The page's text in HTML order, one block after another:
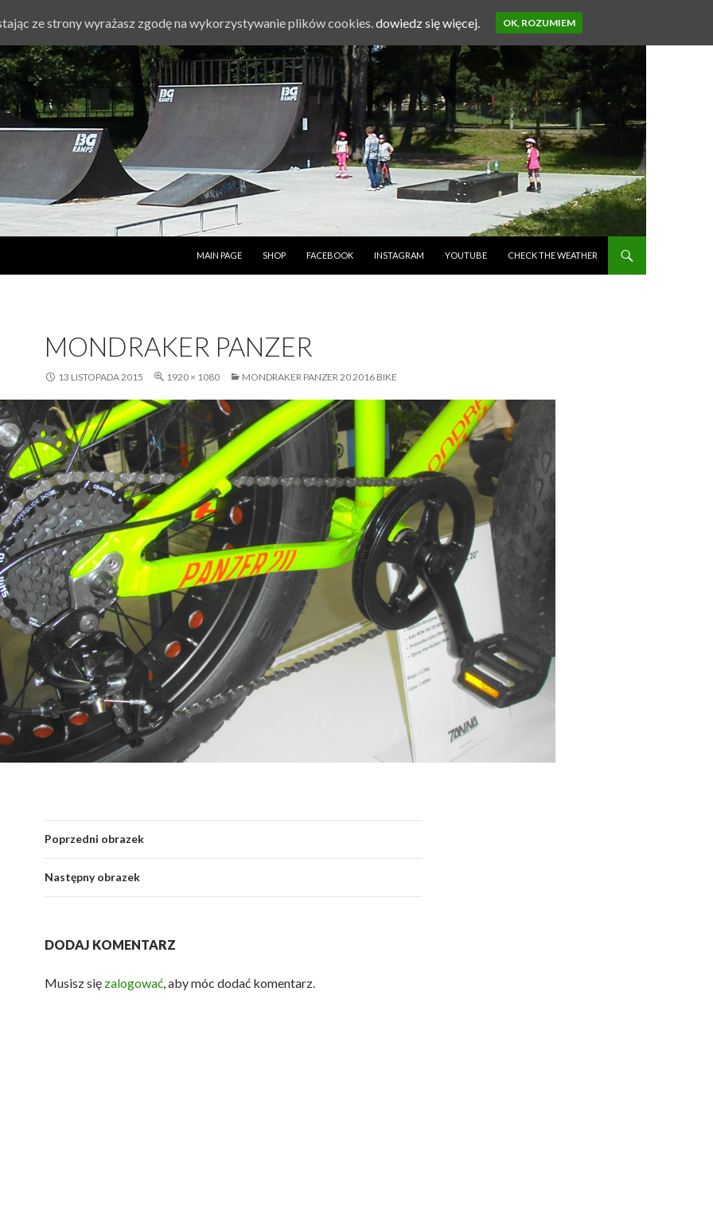
MAIN PAGE
SHOP FACEBOOK INSTAGRAM YOUTUBE CHECK THE WEATHER
MONDRAKER PANZER
13 LISTOPADA 2015 1920 × 1080 MONDRAKER PANZER 20 2016 BIKE
Poprzedni obrazek
Następny obrazek
DODAJ KOMENTARZ
Musisz się zalogować , aby móc dodać komentarz.
ze strony wyrażasz zgodę na wykorzystywanie plików cookies. dowiedz się więcej. OK, ROZUMIEM